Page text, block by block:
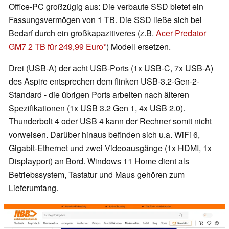
Office-PC großzügig aus: Die verbaute SSD bietet ein
Fassungsvermögen von 1 TB. Die SSD ließe sich bei
Bedarf durch ein großkapazitiveres (z.B. Acer Predator
GM7 2 TB für 249,99 Euro ) Modell ersetzen.
Drei (USB-A) der acht USB-Ports (1x USB-C, 7x USB-A)
des Aspire entsprechen dem flinken USB-3.2-Gen-2-
Standard - die übrigen Ports arbeiten nach älteren
Spezifikationen (1x USB 3.2 Gen 1, 4x USB 2.0).
Thunderbolt 4 oder USB 4 kann der Rechner somit nicht
vorweisen. Darüber hinaus befinden sich u.a. WiFi 6,
Gigabit-Ethernet und zwei Videoausgänge (1x HDMI, 1x
Displayport) an Bord. Windows 11 Home dient als
Betriebssystem, Tastatur und Maus gehören zum
Lieferumfang.